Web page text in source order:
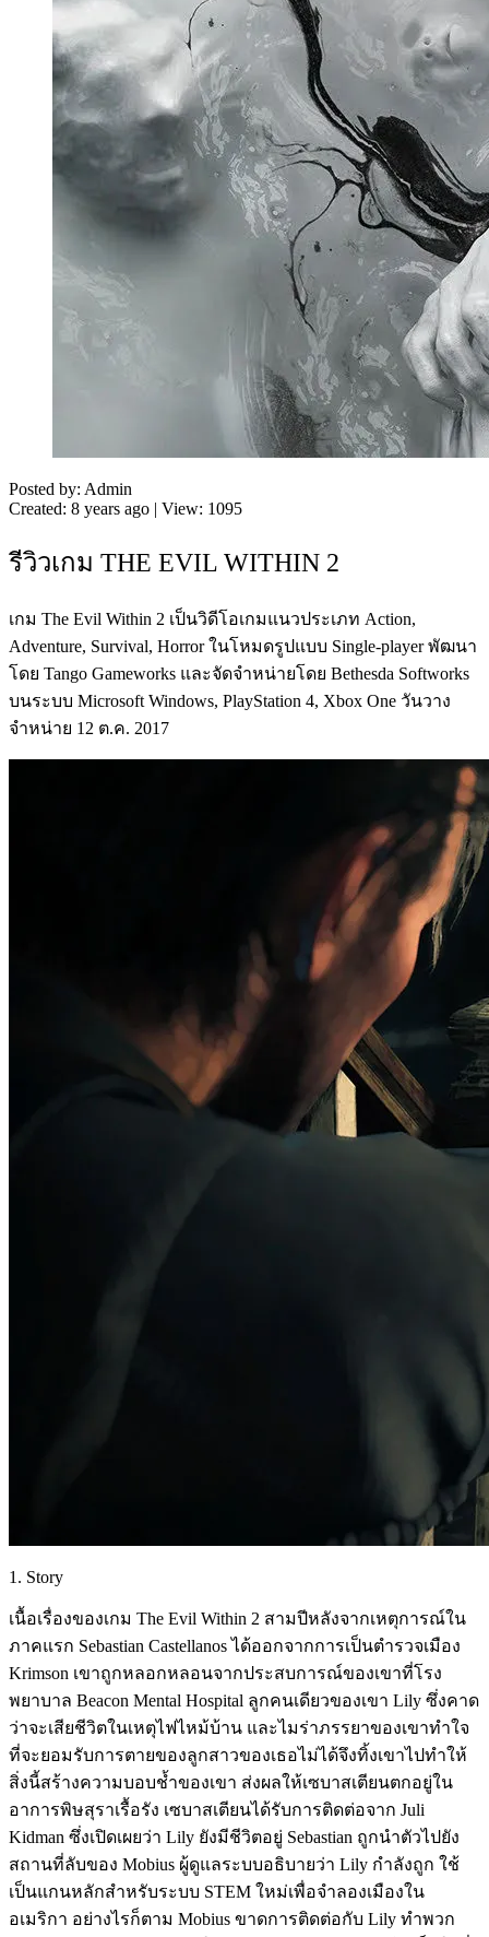
Posted by: Admin
Created: 8 years ago | View: 1095
รีวิวเกม THE EVIL WITHIN 2
เกม The Evil Within 2 เป็นวิดีโอเกมแนวประเภท Action,
Adventure, Survival, Horror ในโหมดรูปแบบ Single-player พัฒนา
โดย Tango Gameworks และจัดจำหน่ายโดย Bethesda Softworks
บนระบบ Microsoft Windows, PlayStation 4, Xbox One วันวาง
จำหน่าย 12 ต.ค. 2017
1. Story
เนื้อเรื่องของเกม The Evil Within 2 สามปีหลังจากเหตุการณ์ใน
ภาคแรก Sebastian Castellanos ได้ออกจากการเป็นตำรวจเมือง
Krimson เขาถูกหลอกหลอนจากประสบการณ์ของเขาที่โรง
พยาบาล Beacon Mental Hospital ลูกคนเดียวของเขา Lily ซึ่งคาด
ว่าจะเสียชีวิตในเหตุไฟไหม้บ้าน และไมร่าภรรยาของเขาทำใจ
ที่จะยอมรับการตายของลูกสาวของเธอไม่ได้จึงทิ้งเขาไปทำให้
สิ่งนี้สร้างความบอบช้ำของเขา ส่งผลให้เซบาสเตียนตกอยู่ใน
อาการพิษสุราเรื้อรัง เซบาสเตียนได้รับการติดต่อจาก Juli
Kidman ซึ่งเปิดเผยว่า Lily ยังมีชีวิตอยู่ Sebastian ถูกนำตัวไปยัง
สถานที่ลับของ Mobius ผู้ดูแลระบบอธิบายว่า Lily กำลังถูก ใช้
เป็นแกนหลักสำหรับระบบ STEM ใหม่เพื่อจำลองเมืองใน
อเมริกา อย่างไรก็ตาม Mobius ขาดการติดต่อกับ Lily ทำพวก